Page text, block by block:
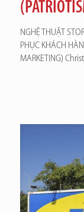
NGHỆ THUẬT
PHỤC KHÁCH
MARKETING)